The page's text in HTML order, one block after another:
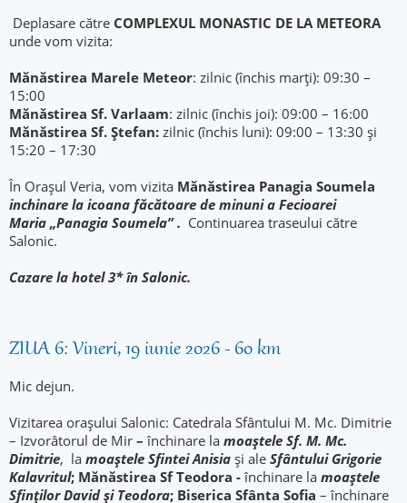
Deplasare către COMPLEXUL MONASTIC DE LA METEORA
unde vom vizita:
Mănăstirea Marele Meteor: zilnic (închis marți): 09:30 –
15:00
Mănăstirea Sf. Varlaam: zilnic (închis joi): 09:00 – 16:00
Mănăstirea Sf. Ștefan: zilnic (închis luni): 09:00 – 13:30 și
15:20 – 17:30
În Orașul Veria, vom vizita Mănăstirea Panagia Soumela
inchinare la icoana făcătoare de minuni a Fecioarei
Maria „Panagia Soumela” . Continuarea traseului către
Salonic.
Cazare la hotel 3* în Salonic.
ZIUA 6: Vineri, 19 iunie 2026 - 60 km
Mic dejun.
Vizitarea orașului Salonic: Catedrala Sfântului M. Mc. Dimitrie
– Izvorâtorul de Mir –închinare la moaștele Sf. M. Mc.
Dimitrie, la moaștele Sfintei Anisia și ale Sfântului Grigorie
Kalavritul; Mănăstirea Sf Teodora -închinare la moaștele
Sfinților David și Teodora; Biserica Sfânta Sofia – închinare